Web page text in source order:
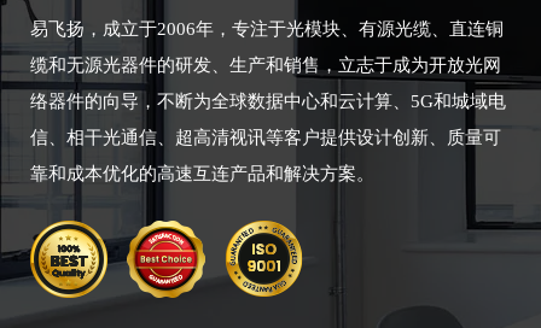
易飞扬，成立于2006年，专注于光模块、有源光缆、直连铜
缆和无源光器件的研发、生产和销售，立志于成为开放光网
络器件的向导，不断为全球数据中心和云计算、5G和城域电
信、相干光通信、超高清视讯等客户提供设计创新、质量可
靠和成本优化的高速互连产品和解决方案。